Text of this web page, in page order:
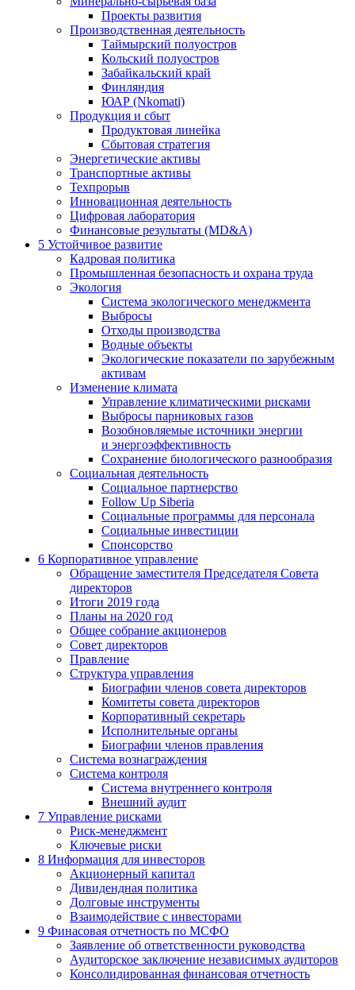
Проекты развития
Производственная деятельность
Таймырский полуостров
Кольский полуостров
Забайкальский край
Финляндия
ЮАР (Nkomati)
Продукция и сбыт
Продуктовая линейка
Сбытовая стратегия
Энергетические активы
Транспортные активы
Техпрорыв
Инновационная деятельность
Цифровая лаборатория
Финансовые результаты (MD&A)
5 Устойчивое развитие
Кадровая политика
Промышленная безопасность и охрана труда
Экология
Система экологического менеджмента
Выбросы
Отходы производства
Водные объекты
Экологические показатели по зарубежным
активам
Изменение климата
Управление климатическими рисками
Выбросы парниковых газов
Возобновляемые источники энергии
и энергоэффективность
Сохранение биологического разнообразия
Социальная деятельность
Социальное партнерство
Follow Up Siberia
Социальные программы для персонала
Социальные инвестиции
Спонсорство
6 Корпоративное управление
Обращение заместителя Председателя Совета
директоров
Итоги 2019 года
Планы на 2020 год
Общее собрание акционеров
Совет директоров
Правление
Структура управления
Биографии членов совета директоров
Комитеты совета директоров
Корпоративный секретарь
Исполнительные органы
Биографии членов правления
Система вознаграждения
Система контроля
Система внутреннего контроля
Внешний аудит
7 Управление рисками
Риск-менеджмент
Ключевые риски
8 Информация для инвесторов
Акционерный капитал
Дивидендная политика
Долговые инструменты
Взаимодействие с инвеcторами
9 Финасовая отчетность по МСФО
Заявление об ответственности руководства
Аудиторское заключение независимых аудиторов
Консолидированная финансовая отчетность